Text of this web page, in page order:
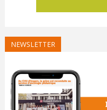
NEWSLETTER